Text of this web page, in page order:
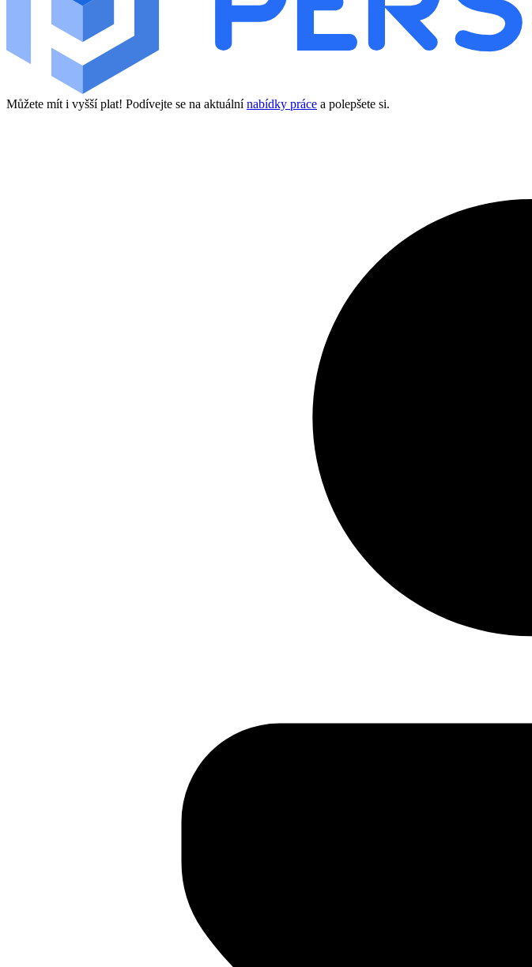
Můžete mít i vyšší plat! Podívejte se na aktuálnínabídky práce a polepšete si.